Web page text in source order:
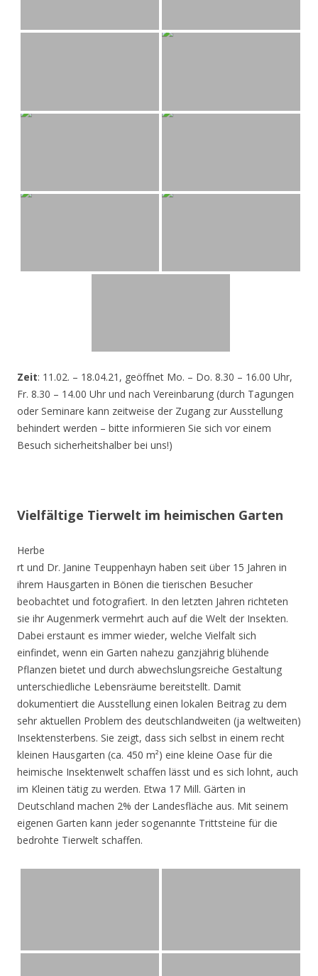
Zeit: 11.02. – 18.04.21, geöffnet Mo. – Do. 8.30 – 16.00 Uhr,
Fr. 8.30 – 14.00 Uhr und nach Vereinbarung (durch Tagungen
oder Seminare kann zeitweise der Zugang zur Ausstellung
behindert werden – bitte informieren Sie sich vor einem
Besuch sicherheitshalber bei uns!)
Vielfältige Tierwelt im heimischen Garten
Herbe
rt und Dr. Janine Teuppenhayn haben seit über 15 Jahren in
ihrem Hausgarten in Bönen die tierischen Besucher
beobachtet und fotografiert. In den letzten Jahren richteten
sie ihr Augenmerk vermehrt auch auf die Welt der Insekten.
Dabei erstaunt es immer wieder, welche Vielfalt sich
einfindet, wenn ein Garten nahezu ganzjährig blühende
Pflanzen bietet und durch abwechslungsreiche Gestaltung
unterschiedliche Lebensräume bereitstellt. Damit
dokumentiert die Ausstellung einen lokalen Beitrag zu dem
sehr aktuellen Problem des deutschlandweiten (ja weltweiten)
Insektensterbens. Sie zeigt, dass sich selbst in einem recht
kleinen Hausgarten (ca. 450 m²) eine kleine Oase für die
heimische Insektenwelt schaffen lässt und es sich lohnt, auch
im Kleinen tätig zu werden. Etwa 17 Mill. Gärten in
Deutschland machen 2% der Landesfläche aus. Mit seinem
eigenen Garten kann jeder sogenannte Trittsteine für die
bedrohte Tierwelt schaffen.